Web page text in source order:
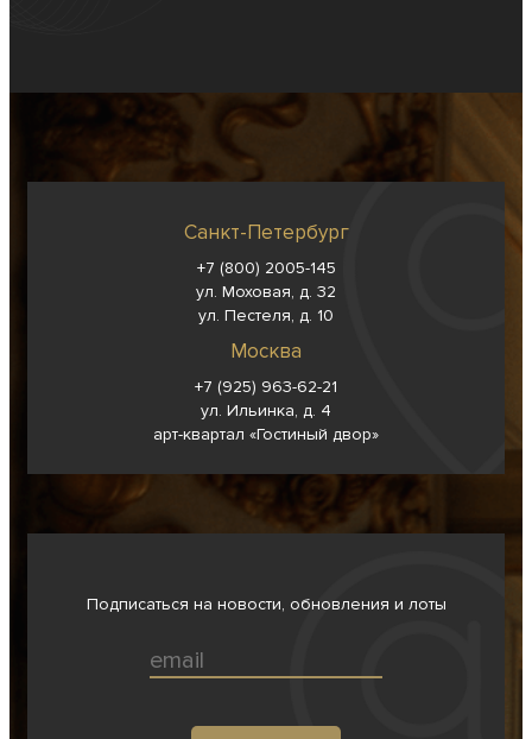
Санкт-Петербург
+7 (800) 2005-145
ул. Моховая, д. 32
ул. Пестеля, д. 10
Москва
+7 (925) 963-62-21
ул. Ильинка, д. 4
арт-квартал «Гостиный двор»
Подписаться на новости, обновления и лоты